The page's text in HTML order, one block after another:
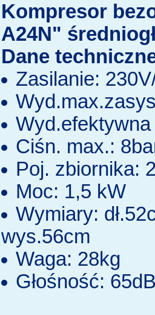
Kompresor
A24N"
Dane
Zasilanie:
Ciśn. max.:
Poj. zbiornika:
Moc: 1,5 kW
Wymiary:
wys.56cm
Waga: 28kg
Głośność: